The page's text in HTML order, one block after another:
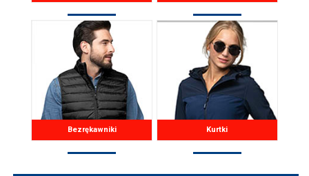
Bezrękawniki Kurtki